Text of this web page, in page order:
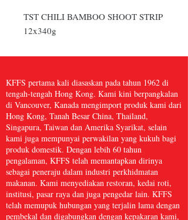
TST CHILI BAMBOO SHOOT STRIP
12x340g
KFFS pertama kali diasaskan pada tahun 1962 di
tengah-tengah Hong Kong. Kami kini berpangkalan
di Vancouver, Kanada mengimport produk kami dari
Hong Kong, Tanah Besar China, Thailand,
Singapura, Taiwan dan Amerika Syarikat, selain
kami juga mempunyai perwakilan yang kukuh bagi
produk domestik. Dengan lebih 60 tahun
pengalaman, KFFS telah memantapkan dirinya
sebagai peneraju dalam industri perkhidmatan
makanan. Kami menyediakan restoran, kedai roti,
institusi, pasar raya dan juga pengedar lain. KFFS
telah memupuk hubungan yang terjalin lama dengan
pembekal dan digabungkan dengan kepakaran kami,